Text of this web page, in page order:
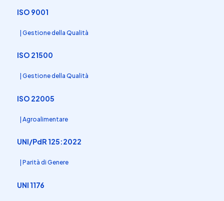
ISO 9001
| Gestione della Qualità
ISO 21500
| Gestione della Qualità
ISO 22005
| Agroalimentare
UNI/PdR 125:2022
| Parità di Genere
UNI 1176